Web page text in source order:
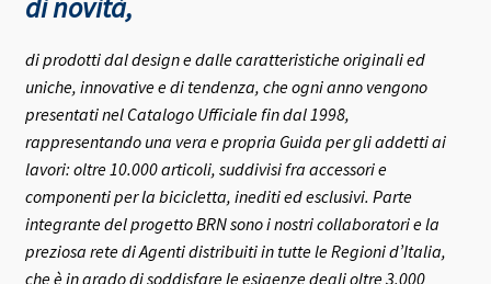
di novità,
di prodotti dal design e dalle caratteristiche originali ed
uniche, innovative e di tendenza, che ogni anno vengono
presentati nel Catalogo Ufficiale fin dal 1998,
rappresentando una vera e propria Guida per gli addetti ai
lavori: oltre 10.000 articoli, suddivisi fra accessori e
componenti per la bicicletta, inediti ed esclusivi. Parte
integrante del progetto BRN sono i nostri collaboratori e la
preziosa rete di Agenti distribuiti in tutte le Regioni d’Italia,
che è in grado di soddisfare le esigenze degli oltre 3.000